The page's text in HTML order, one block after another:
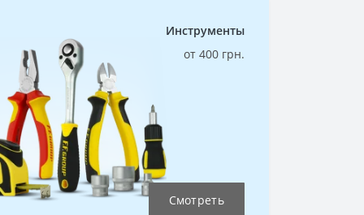
Инструменты
от 400 грн.
Смотреть